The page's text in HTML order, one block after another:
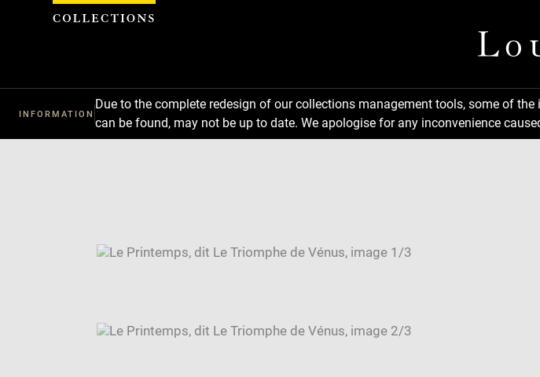
INFORMATION
Due to the complete redesign of our collections management tools, some of
can be found, may not be up to date. We apologise for any inconvenience
window
SKIP IMAGE CAROUSEL
Cookies management panel